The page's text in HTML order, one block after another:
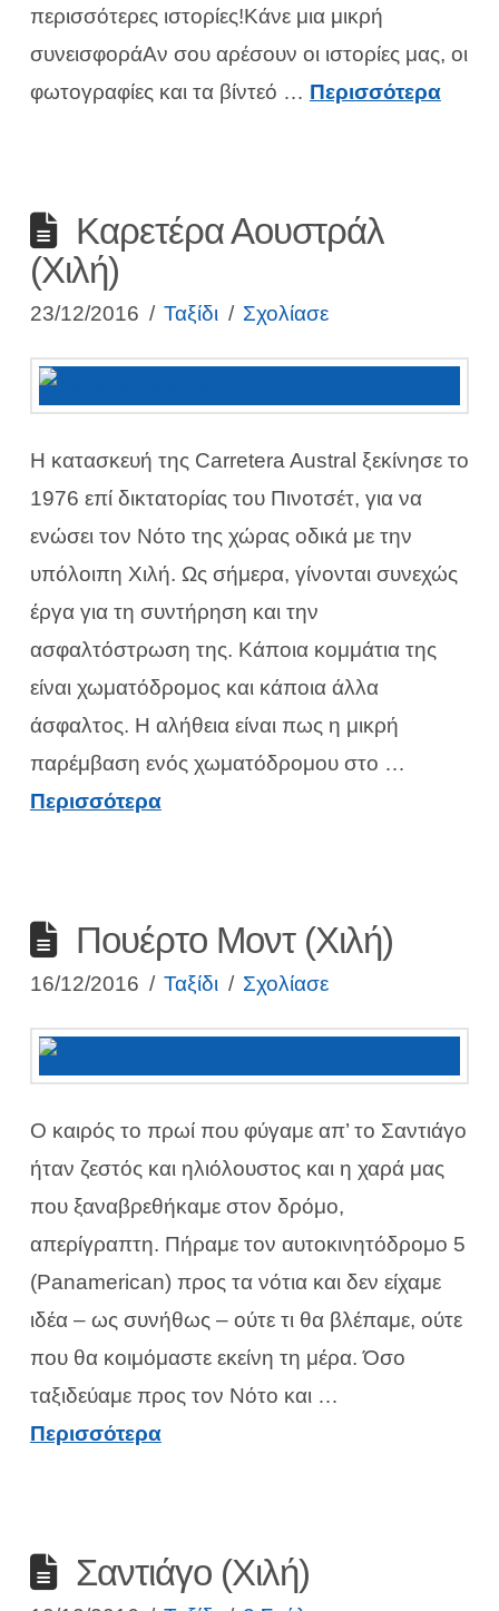
περισσότερες ιστορίες!Κάνε μια μικρή
συνεισφοράΑν σου αρέσουν οι ιστορίες μας, οι
φωτογραφίες και τα βίντεό … Περισσότερα
Καρετέρα Αουστράλ
(Χιλή)
23/12/2016 Ταξίδι Σχολίασε
Η κατασκευή της Carretera Austral ξεκίνησε το
1976 επί δικτατορίας του Πινοτσέτ, για να
ενώσει τον Νότο της χώρας οδικά με την
υπόλοιπη Χιλή. Ως σήμερα, γίνονται συνεχώς
έργα για τη συντήρηση και την
ασφαλτόστρωση της. Κάποια κομμάτια της
είναι χωματόδρομος και κάποια άλλα
άσφαλτος. Η αλήθεια είναι πως η μικρή
παρέμβαση ενός χωματόδρομου στο …
Περισσότερα
Πουέρτο Μοντ (Χιλή)
16/12/2016 Ταξίδι Σχολίασε
Ο καιρός το πρωί που φύγαμε απ’ το Σαντιάγο
ήταν ζεστός και ηλιόλουστος και η χαρά μας
που ξαναβρεθήκαμε στον δρόμο,
απερίγραπτη. Πήραμε τον αυτοκινητόδρομο 5
(Panamerican) προς τα νότια και δεν είχαμε
ιδέα – ως συνήθως – ούτε τι θα βλέπαμε, ούτε
που θα κοιμόμαστε εκείνη τη μέρα. Όσο
ταξιδεύαμε προς τον Νότο και …
Περισσότερα
Σαντιάγο (Χιλή)